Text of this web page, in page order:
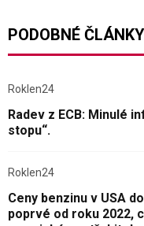
PODOBNÉ ČLÁNKY
Roklen24
Radev z ECB: Minulé
stopu“.
Roklen24
Ceny benzinu v USA
poprvé od roku 2022,